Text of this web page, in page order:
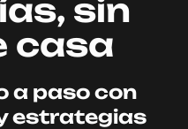
sin
casa
a paso con
estrategias